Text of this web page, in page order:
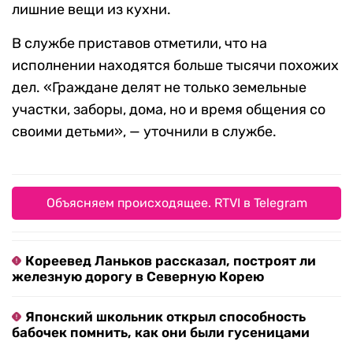
лишние вещи из кухни.
В службе приставов отметили, что на
исполнении находятся больше тысячи похожих
дел. «Граждане делят не только земельные
участки, заборы, дома, но и время общения со
своими детьми», — уточнили в службе.
Объясняем происходящее. RTVI в Telegram
Кореевед Ланьков рассказал, построят ли
железную дорогу в Северную Корею
Японский школьник открыл способность
бабочек помнить, как они были гусеницами